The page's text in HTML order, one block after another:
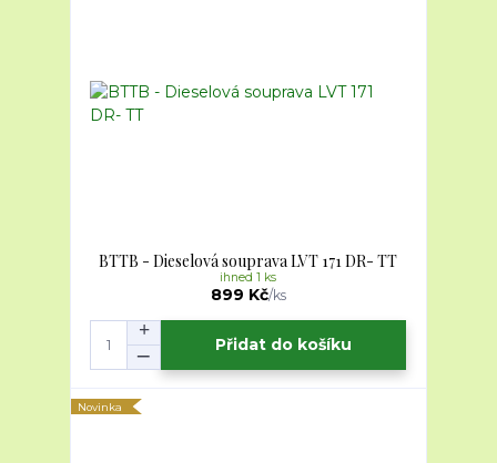
BTTB - Dieselová souprava LVT 171 DR- TT
899 Kč/ks
ihned 1 ks
Přidat do košíku
Novinka